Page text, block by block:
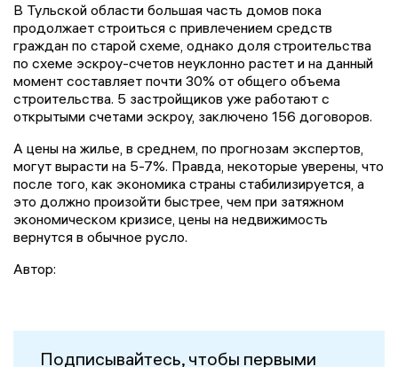
В Тульской области большая часть домов пока
продолжает строиться с привлечением средств
граждан по старой схеме, однако доля строительства
по схеме эскроу-счетов неуклонно растет и на данный
момент составляет почти 30% от общего объема
строительства. 5 застройщиков уже работают с
открытыми счетами эскроу, заключено 156 договоров.
А цены на жилье, в среднем, по прогнозам экспертов,
могут вырасти на 5-7%. Правда, некоторые уверены, что
после того, как экономика страны стабилизируется, а
это должно произойти быстрее, чем при затяжном
экономическом кризисе, цены на недвижимость
вернутся в обычное русло.
Автор:
Подписывайтесь, чтобы первыми